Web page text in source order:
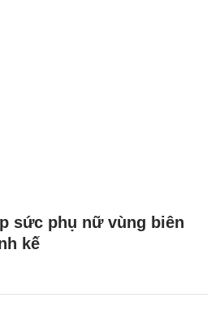
sức phụ nữ vùng biên
kế